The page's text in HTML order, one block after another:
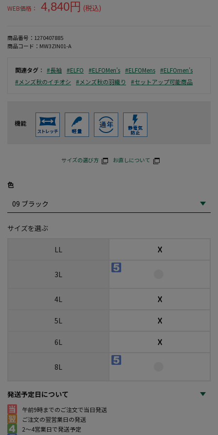
WEB価格： 4,840円 (税込)
商品番号： 1270407885
商品コード： MW3ZIN01-A
関連タグ ： #長袖 #ELFO #ELFOMen's #ELFOMens #ELFOmen's
#メンズ秋のイチオシ
#メンズ秋の羽織り #セットアップ可能商品
機能
サイズの選び方 お直しについて
色
サイズを選ぶ
LL ☓
3L
4L ☓
5L ☓
6L ☓
8L
発送予定日について
午前9時までのご注文で当日発送
ご注文の翌営業日の発送
2～4営業日で発送予定